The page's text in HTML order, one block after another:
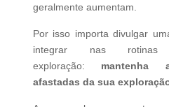
geralmente aumentam.
Por isso importa divulgar
integrar nas
exploração: mantenha
afastadas da sua